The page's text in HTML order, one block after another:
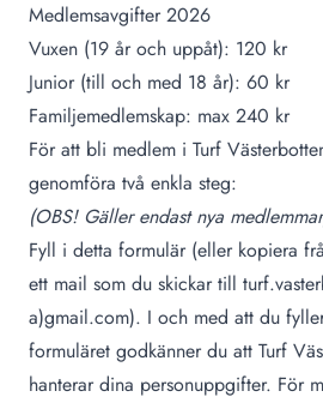
Medlemsavgifter 2026
Vuxen (19 år och uppåt): 120 kr
Junior (till och med 18 år): 60 kr
Familjemedlemskap: max 240 kr
För att bli medlem i Turf
genomföra två enkla steg:
(OBS! Gäller endast nya
Fyll i detta formulär(eller kopiera
ett mail som du skickar till
a)gmail.com). I och med att du
formuläret godkänner du att Turf
hanterar dina personuppgifter. För